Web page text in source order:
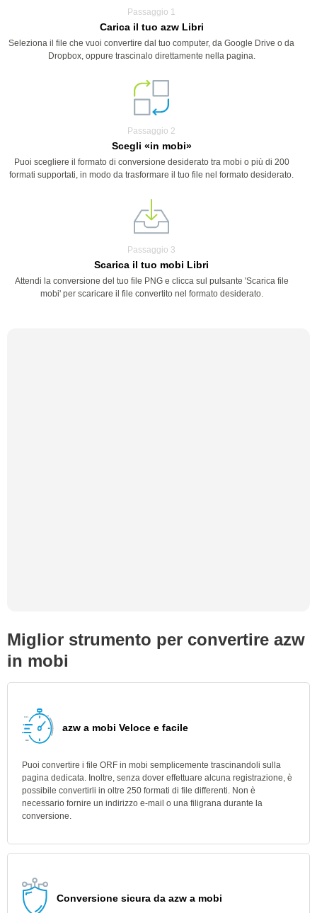
Passaggio 1
Carica il tuo azw Libri
Seleziona il file che vuoi convertire dal tuo computer, da Google Drive o da
Dropbox, oppure trascinalo direttamente nella pagina.
Passaggio 2
Scegli «in mobi»
Puoi scegliere il formato di conversione desiderato tra mobi o più di 200
formati supportati, in modo da trasformare il tuo file nel formato desiderato.
Passaggio 3
Scarica il tuo mobi Libri
Attendi la conversione del tuo file PNG e clicca sul pulsante 'Scarica file
mobi' per scaricare il file convertito nel formato desiderato.
Miglior strumento per convertire azw
in mobi
azw a mobi Veloce e facile
Puoi convertire i file ORF in mobi semplicemente trascinandoli sulla
pagina dedicata. Inoltre, senza dover effettuare alcuna registrazione, è
possibile convertirli in oltre 250 formati di file differenti. Non è
necessario fornire un indirizzo e-mail o una filigrana durante la
conversione.
Conversione sicura da azw a mobi